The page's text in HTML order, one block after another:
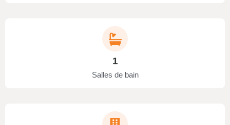
1
Salles de bain